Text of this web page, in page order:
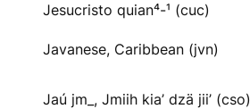
Jesucristo quian⁴-¹ (cuc)
Javanese, Caribbean (jvn)
Jaú jm_, Jmiih kia’ dzä jii’ (cso)